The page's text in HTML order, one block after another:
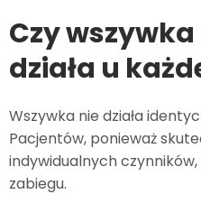
Czy
działa u
Wszywka nie działa
Pacjentów, ponieważ
indywidualnych
zabiegu.